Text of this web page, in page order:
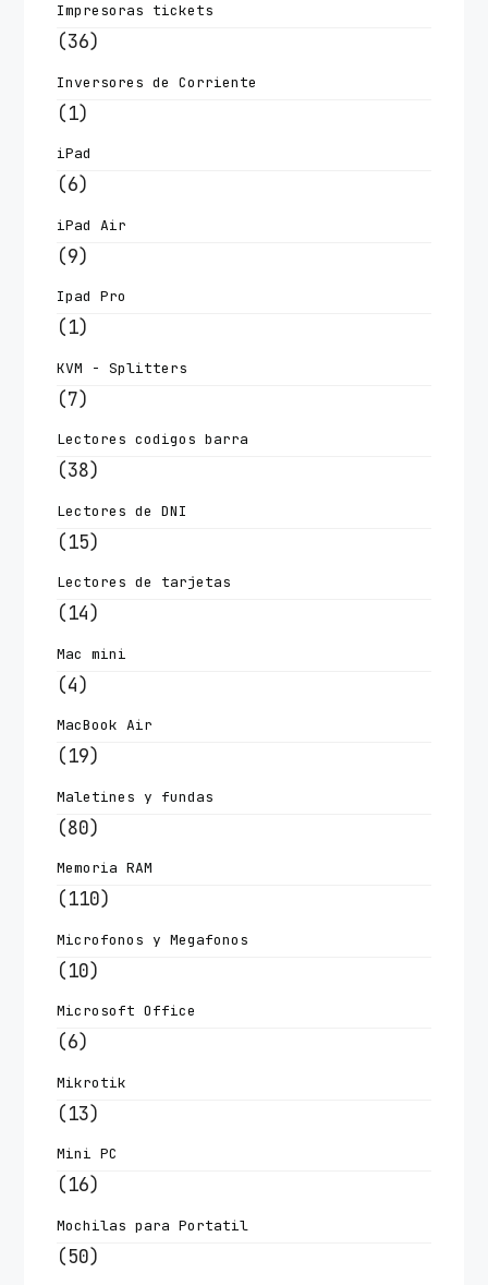
Impresoras tickets
(36)
Inversores de Corriente
(1)
iPad
(6)
iPad Air
(9)
Ipad Pro
(1)
KVM - Splitters
(7)
Lectores codigos barra
(38)
Lectores de DNI
(15)
Lectores de tarjetas
(14)
Mac mini
(4)
MacBook Air
(19)
Maletines y fundas
(80)
Memoria RAM
(110)
Microfonos y Megafonos
(10)
Microsoft Office
(6)
Mikrotik
(13)
Mini PC
(16)
Mochilas para Portatil
(50)